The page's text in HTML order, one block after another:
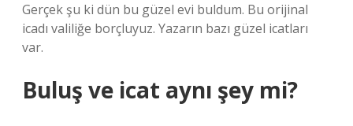
Gerçek şu ki dün bu güzel evi buldum. Bu orijinal
icadı valiliğe borçluyuz. Yazarın bazı güzel icatları
var.
Buluş ve icat aynı şey mi?